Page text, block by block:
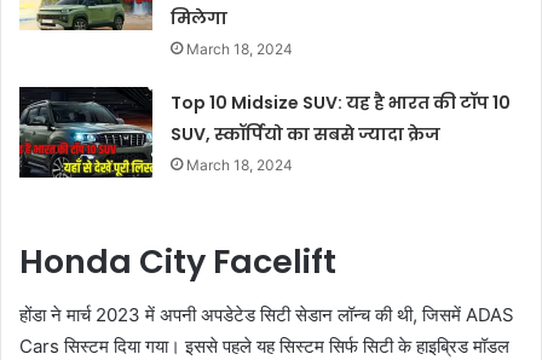
मिलेगा
March 18, 2024
Top 10 Midsize SUV: यह है भारत की टॉप 10
SUV, स्कॉर्पियो का सबसे ज्यादा क्रेज
March 18, 2024
Honda City Facelift
होंडा ने मार्च 2023 में अपनी अपडेटेड सिटी सेडान लॉन्च की थी, जिसमें ADAS
Cars सिस्टम दिया गया। इससे पहले यह सिस्टम सिर्फ सिटी के हाइब्रिड मॉडल